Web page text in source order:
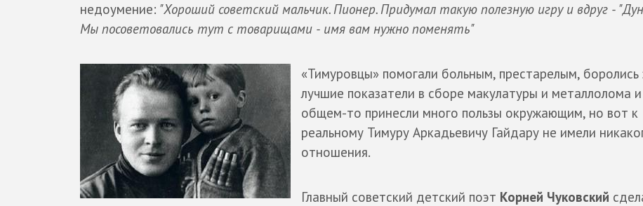
недоумение: "Хороший советский мальчик. Пионер. Придумал такую полезную игру и вдруг -
Мы посоветовались тут с товарищами - имя вам нужно поменять"
«Тимуровцы» помогали больным, престарелым, боролись
лучшие показатели в сборе макулатуры и металлолома
общем-то принесли много пользы окружающим, но вот к
реальному Тимуру Аркадьевичу Гайдару не имели
отношения.
Главный советский детский поэт Корней Чуковский